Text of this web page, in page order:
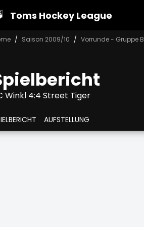
Toms Hockey League
Saison 2009/10 Vorrunde - Gruppe B
Winkl 4:4 Street Tiger
AUFSTELLUNG